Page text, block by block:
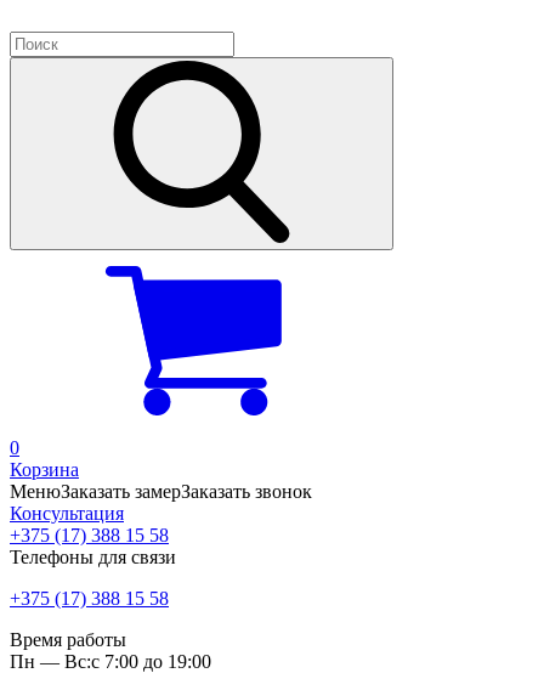
0
Корзина
МенюЗаказать замерЗаказать звонок
Консультация
+375 (17) 388 15 58
Телефоны для связи
+375 (17) 388 15 58
Время работы
Пн — Вс:с 7:00 до 19:00